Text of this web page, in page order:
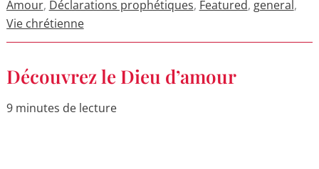
Amour, Déclarations prophétiques, Featured, general,
Vie chrétienne
Découvrez le Dieu d’amour
9 minutes de lecture
Découvrez
le
d’amour